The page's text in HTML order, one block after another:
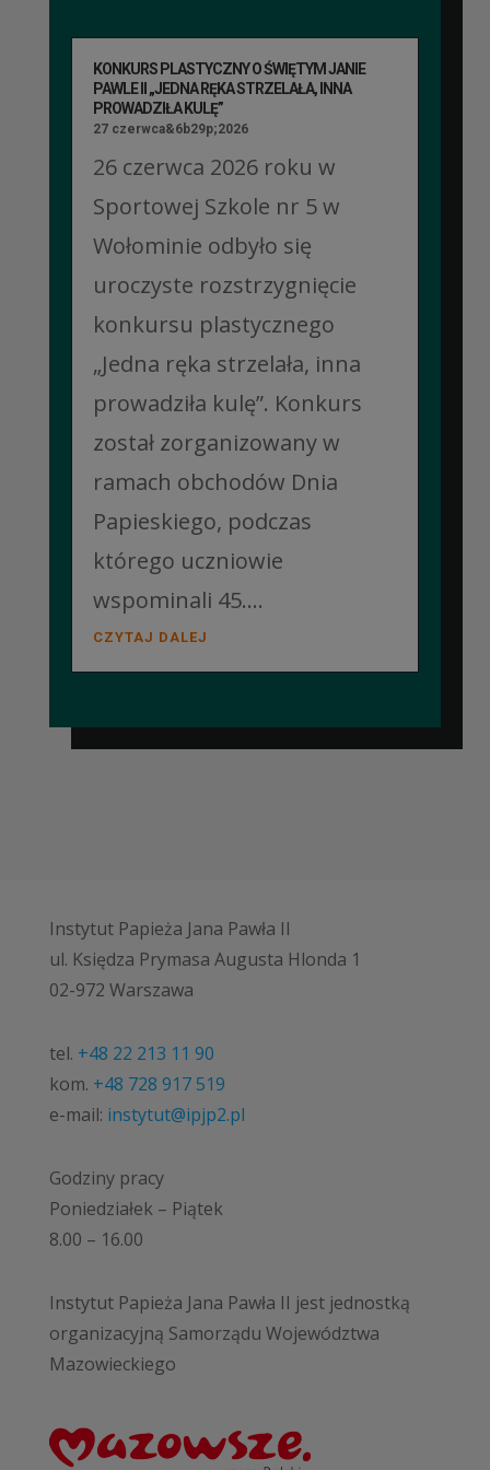
KONKURS PLASTYCZNY O ŚWIĘTYM JANIE
PAWLE II „JEDNA RĘKA STRZELAŁA, INNA
PROWADZIŁA KULĘ”
27 czerwca&6b29p;2026
26 czerwca 2026 roku w
Sportowej Szkole nr 5 w
Wołominie odbyło się
uroczyste rozstrzygnięcie
konkursu plastycznego
„Jedna ręka strzelała, inna
prowadziła kulę”. Konkurs
został zorganizowany w
ramach obchodów Dnia
Papieskiego, podczas
którego uczniowie
wspominali 45....
CZYTAJ DALEJ
Instytut Papieża Jana Pawła II
ul. Księdza Prymasa Augusta Hlonda 1
02-972 Warszawa
tel. +48 22 213 11 90
kom. +48 728 917 519
e-mail: instytut@ipjp2.pl
Godziny pracy
Poniedziałek – Piątek
8.00 – 16.00
Instytut Papieża Jana Pawła II jest jednostką
organizacyjną Samorządu Województwa
Mazowieckiego